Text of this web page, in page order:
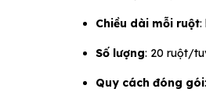
Chiều dài mỗi ruột:
Số lượng: 20 ruột/
Quy cách đóng gói